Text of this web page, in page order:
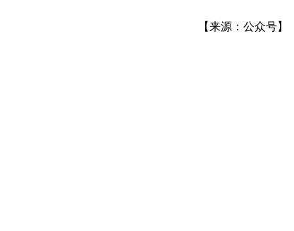
【来源：公众号】